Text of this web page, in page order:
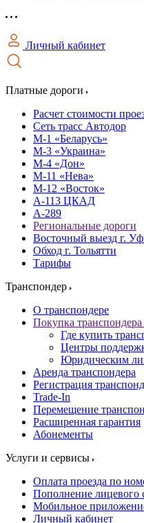
Личный кабинет
Платные дороги
Расчет стоимости
Сеть трасс Автодор
М-1 «Беларусь»
М-3 «Украина»
М-4 «Дон»
М-11 «Нева»
М-12 «Восток»
А-113 ЦКАД
А-289
Региональные дороги
Восточный выезд г.
Обход г. Тольятти
Тарифы
Транспондер
О транспондере
Покупка транспондера
Где купить
Центры
Юридическим
Аренда транспондера
Регистрация
Trade-In
Перемещение
Расширенная гарантия
Абонементы
Услуги и сервисы
Оплата проезда по
Пополнение лицевого
Мобильное
Личный кабинет